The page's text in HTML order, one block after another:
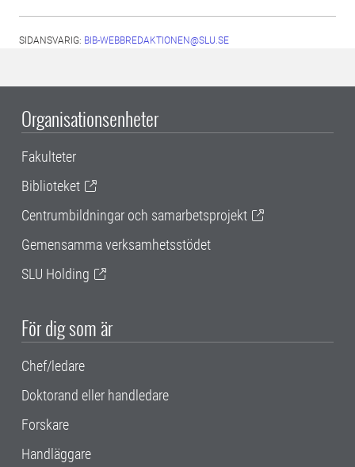
SIDANSVARIG: BIB-WEBBREDAKTIONEN@SLU.SE
Organisationsenheter
Fakulteter
Biblioteket
Centrumbildningar och samarbetsprojekt
Gemensamma verksamhetsstödet
SLU Holding
För dig som är
Chef/ledare
Doktorand eller handledare
Forskare
Handläggare